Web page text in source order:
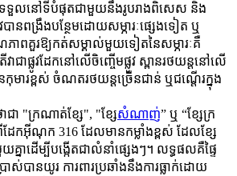
លនៅទីបំផុតជាមួយនឹងរូបរាងពិសេស និង
ានពង្រឹងបន្ថែមដោយសម្ភារៈផ្សេងទៀត ឬ
គួរឱ្យកត់សម្គាល់មួយទៀតនៃសម្ភារៈគឺ
វាជាផ្លូវដែកនៅលើចិញ្ចើមផ្លូវ ស្ពានរថយន្តនៅលើ
កុមារខ្ពស់ ចំណតរថយន្តច្រើនជាន់ ឬជណ្តើរក្នុង
ជា "ក្រណាត់ខ្សែ", "ខ្សែសំណាញ់” ឬ “ខ្សែក្រ
ែកអ៊ីណុក 316 ដែលមានកម្លាំងខ្ពស់ ដែលខ្សែ
នាដើម្បីបង្កើតជាលំនាំផ្សេងៗ។ លទ្ធផលគឺផ្ទៃ
ាស់បានយូរ ការពារប្រឆាំងនឹងការធ្លាក់ដោយ